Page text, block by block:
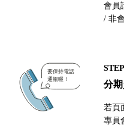
會員
/ 非
分
若頁
專員